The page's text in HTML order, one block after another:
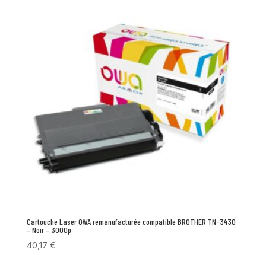
Cartouche Laser OWA remanufacturée compatible BROTHER TN-3430
– Noir – 3000p
40,17 €